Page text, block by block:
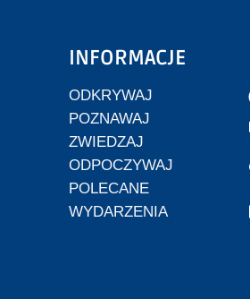
INFORMACJE
ODKRYWAJ
POZNAWAJ
ZWIEDZAJ
ODPOCZYWAJ
POLECANE
WYDARZENIA